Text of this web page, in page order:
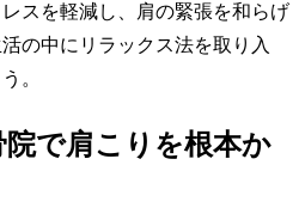
スを軽減し、肩の緊張を和らげ
の中にリラックス法を取り入
。
で肩こりを根本か